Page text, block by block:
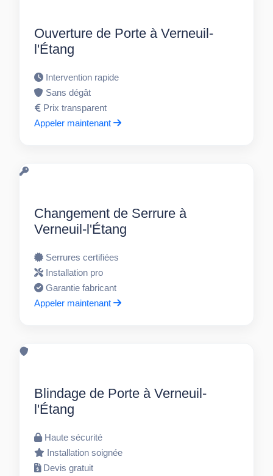
Ouverture de Porte à Verneuil-
l'Étang
Intervention rapide
Sans dégât
Prix transparent
Appeler maintenant
Changement de Serrure à
Verneuil-l'Étang
Serrures certifiées
Installation pro
Garantie fabricant
Appeler maintenant
Blindage de Porte à Verneuil-
l'Étang
Haute sécurité
Installation soignée
Devis gratuit